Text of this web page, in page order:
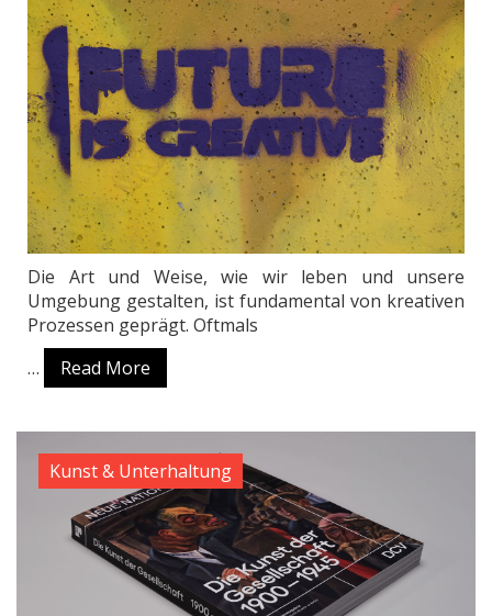
Die Art und Weise, wie wir leben und unsere
Umgebung gestalten, ist fundamental von kreativen
Prozessen geprägt. Oftmals
…
Read More
Kunst & Unterhaltung